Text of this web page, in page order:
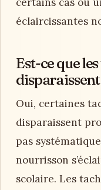
éclaircissantes
Est-ce que
disparaissent
Oui, certaines
disparaissent
pas
nourrisson
scolaire. Les